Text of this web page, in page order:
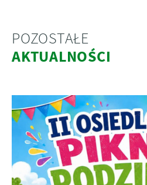
POZOSTAŁE
AKTUALNOŚCI